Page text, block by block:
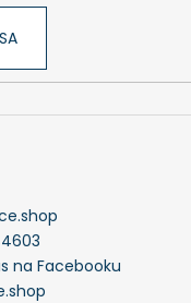
na Facebooku